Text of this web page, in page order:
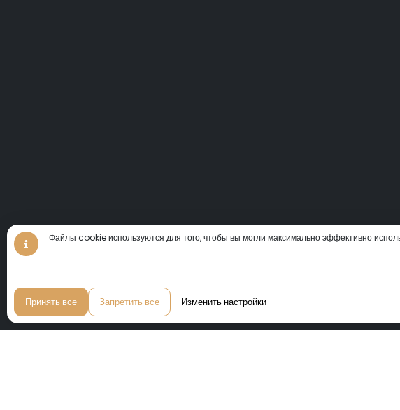
Файлы cookie используются для того, чтобы вы могли максимально эффективно
Принять все Запретить все Изменить настройки